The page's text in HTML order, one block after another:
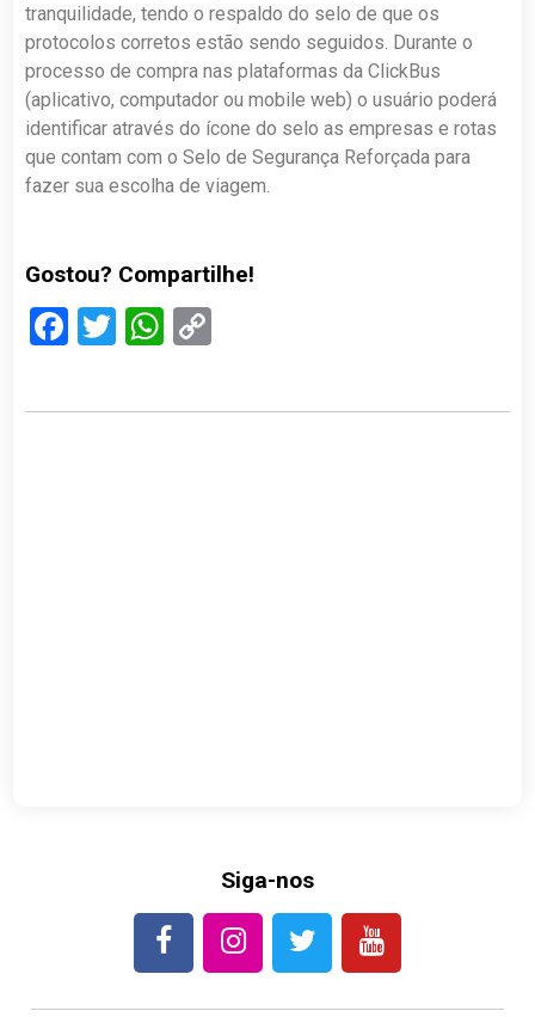
tranquilidade, tendo o respaldo do selo de que os
protocolos corretos estão sendo seguidos. Durante o
processo de compra nas plataformas da ClickBus
(aplicativo, computador ou mobile web) o usuário poderá
identificar através do ícone do selo as empresas e rotas
que contam com o Selo de Segurança Reforçada para
fazer sua escolha de viagem.
Gostou? Compartilhe!
Facebook
TwitterWhatsApp
Siga-nos